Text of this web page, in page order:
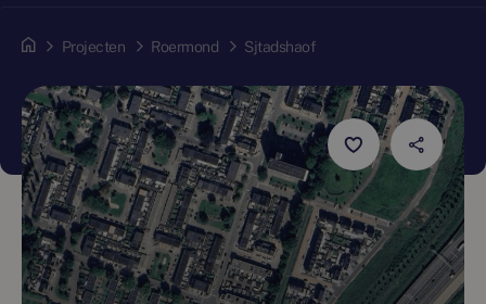
Projecten Roermond Sjtadshaof